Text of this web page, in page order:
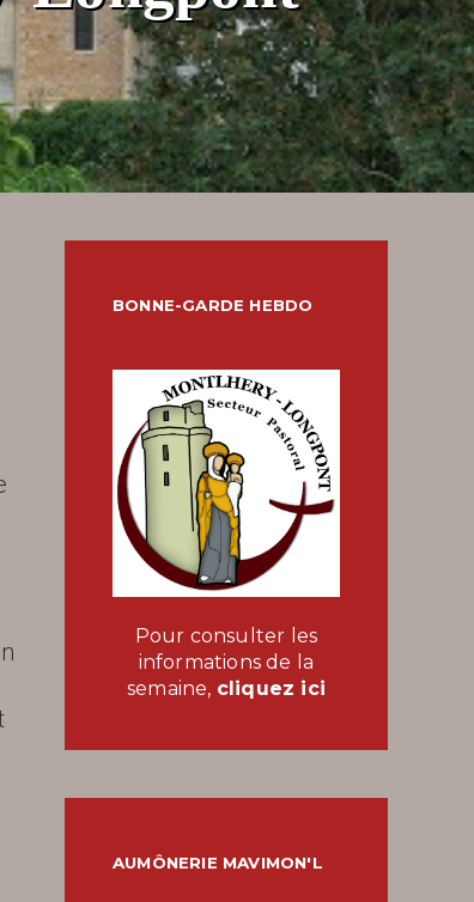
BONNE-GARDE HEBDO
Pour consulter les
informations de la
semaine, cliquez ici
AUMÔNERIE MAVIMON'L